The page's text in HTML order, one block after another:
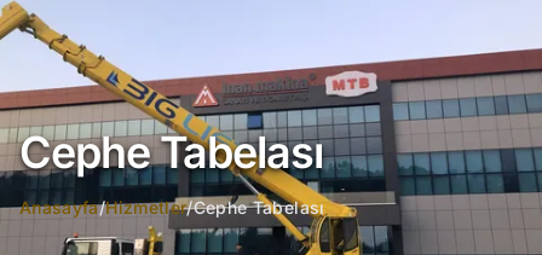
Cephe Tabelası
Anasayfa/Hizmetler/Cephe Tabelası